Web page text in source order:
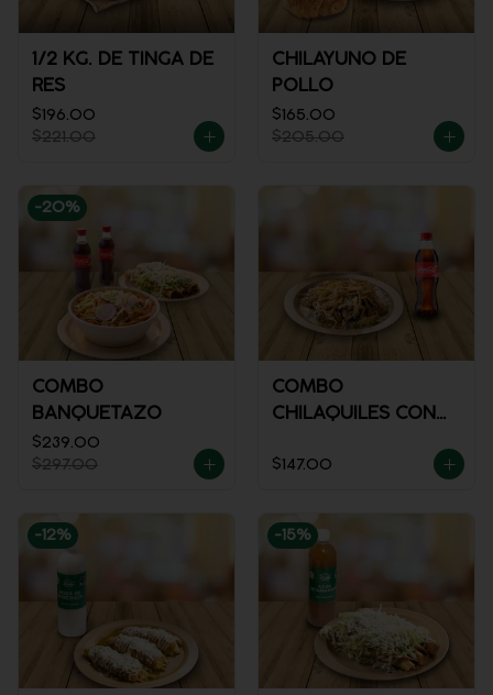
1/2 KG. DE TINGA DE
RES
$196.00
$221.00
CHILAYUNO DE
POLLO
$165.00
$205.00
-20%
COMBO
BANQUETAZO
$239.00
$297.00
COMBO
CHILAQUILES CON
$147.00
-12% -15%